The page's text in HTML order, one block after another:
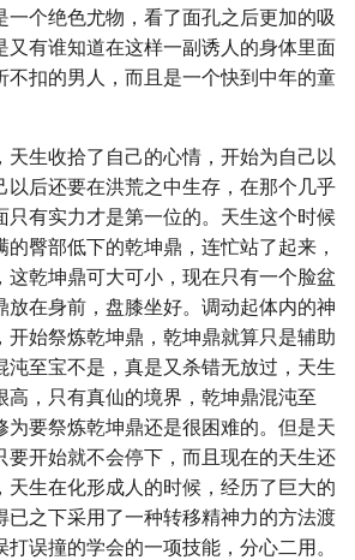
一个绝色尤物，看了面孔之后更加的吸
又有谁知道在这样一副诱人的身体里面
不扣的男人，而且是一个快到中年的童
天生收拾了自己的心情，开始为自己以
以后还要在洪荒之中生存，在那个几乎
只有实力才是第一位的。天生这个时候
臀部低下的乾坤鼎，连忙站了起来，
这乾坤鼎可大可小，现在只有一个脸盆
放在身前，盘膝坐好。调动起体内的神
开始祭炼乾坤鼎，乾坤鼎就算只是辅助
沌至宝不是，真是又杀错无放过，天生
高，只有真仙的境界，乾坤鼎混沌至
为要祭炼乾坤鼎还是很困难的。但是天
要开始就不会停下，而且现在的天生还
天生在化形成人的时候，经历了巨大的
已之下采用了一种转移精神力的方法渡
误撞的学会的一项技能，分心二用。